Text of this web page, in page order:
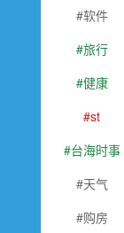
软件
旅行
健康
st
台海时事
天气
购房